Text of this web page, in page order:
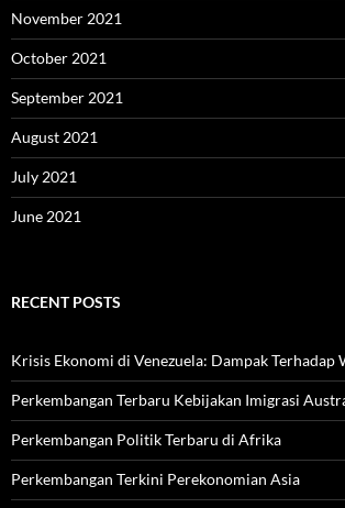
November 2021
October 2021
September 2021
August 2021
July 2021
June 2021
RECENT POSTS
Krisis Ekonomi di Venezuela: Dampak Terhadap
Perkembangan Terbaru Kebijakan Imigrasi
Perkembangan Politik Terbaru di Afrika
Perkembangan Terkini Perekonomian Asia